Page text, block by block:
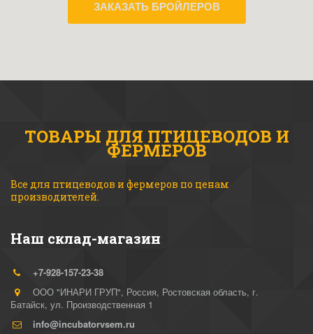
ЗАКАЗАТЬ БРОЙЛЕРОВ
ТОВАРЫ ДЛЯ ПТИЦЕВОДОВ И
ФЕРМЕРОВ
Все для птицеводов и фермеров по ценам
производителей.
Наш склад-магазин
+7-928-157-23-38
ООО "ИНАРИ ГРУП", Россия, Ростовская область, г.
Батайск, ул. Производственная 1
info@incubatorvsem.ru